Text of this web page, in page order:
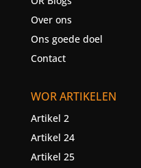
Over ons
Ons goede doel
Contact
WOR ARTIKELEN
Artikel 2
Artikel 24
Artikel 25